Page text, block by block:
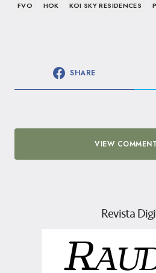
FVO HOK KOI SKY RESIDENCES
SHARE
VIEW
Revista